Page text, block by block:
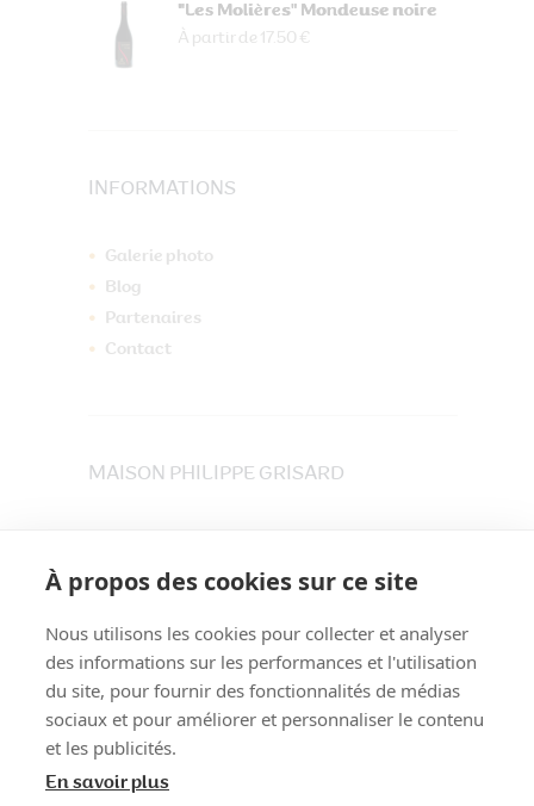
À propos des cookies sur ce site
Nous utilisons les cookies pour collecter et analyser
des informations sur les performances et l'utilisation
du site, pour fournir des fonctionnalités de médias
sociaux et pour améliorer et personnaliser le contenu
et les publicités.
En savoir plus
"Les Molières" Mondeuse noire
À partir de 17.50 €
INFORMATIONS
Galerie photo
Blog
Partenaires
Contact
MAISON PHILIPPE GRISARD
Tél. 04 79 84 30 91